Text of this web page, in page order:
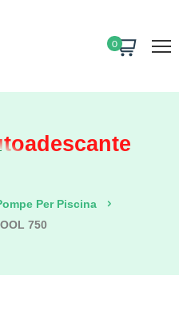
0
Per Piscina
750